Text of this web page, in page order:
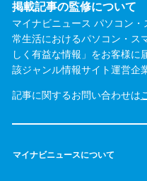
掲載記事の監修について
マイナビニュース パソコン
常生活におけるパソコン・ス
しく有益な情報」をお客様に
該ジャンル情報サイト運営企
記事に関するお問い合わせは
マイナビニュースについて